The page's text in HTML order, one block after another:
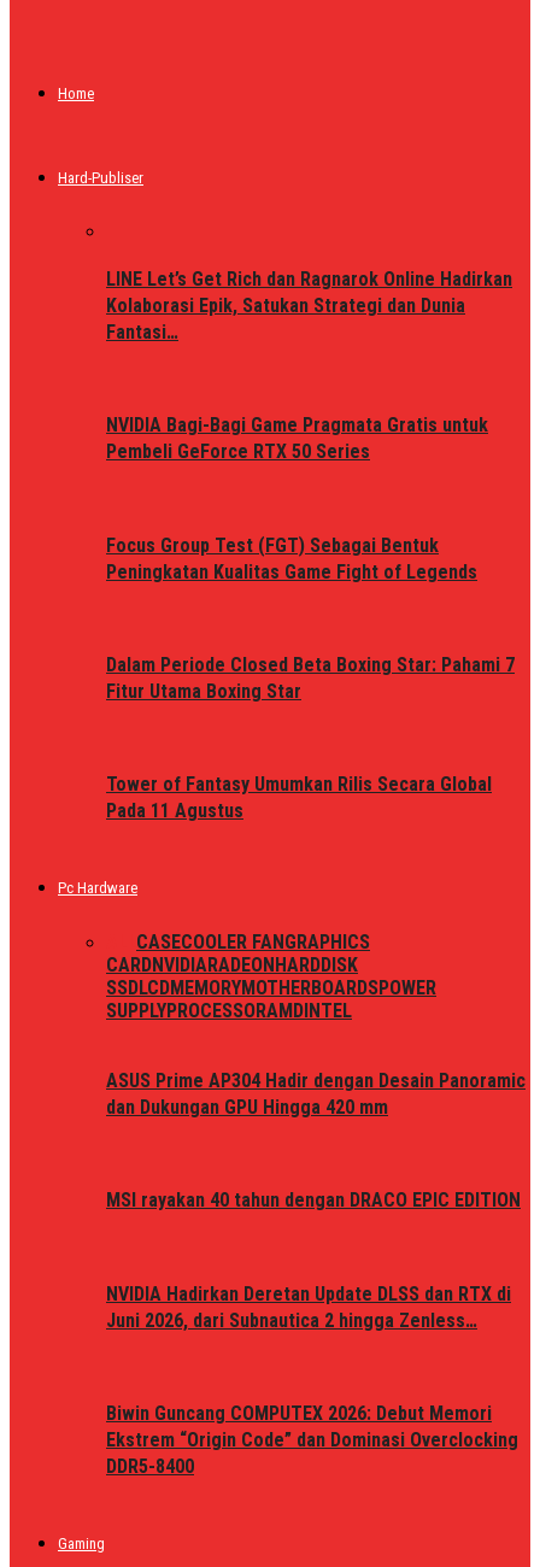
Home
Hard-Publiser
LINE Let’s Get Rich dan Ragnarok Online Hadirkan
Kolaborasi Epik, Satukan Strategi dan Dunia
Fantasi…
NVIDIA Bagi-Bagi Game Pragmata Gratis untuk
Pembeli GeForce RTX 50 Series
Focus Group Test (FGT) Sebagai Bentuk
Peningkatan Kualitas Game Fight of Legends
Dalam Periode Closed Beta Boxing Star: Pahami 7
Fitur Utama Boxing Star
Tower of Fantasy Umumkan Rilis Secara Global
Pada 11 Agustus
Pc Hardware
CASECOOLER FAN GRAPHICS
CARDNVIDIARADEON HARDDISK
SSDLCDMEMORYMOTHERBOARDSPOWER
SUPPLYPROCESSORAMD INTEL
ASUS Prime AP304 Hadir dengan Desain Panoramic
dan Dukungan GPU Hingga 420 mm
MSI rayakan 40 tahun dengan DRACO EPIC EDITION
NVIDIA Hadirkan Deretan Update DLSS dan RTX di
Juni 2026, dari Subnautica 2 hingga Zenless…
Biwin Guncang COMPUTEX 2026: Debut Memori
Ekstrem “Origin Code” dan Dominasi Overclocking
DDR5-8400
Gaming